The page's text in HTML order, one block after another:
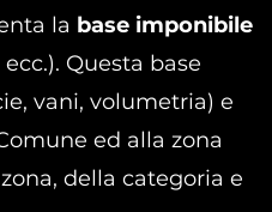
la base imponibile
ecc.). Questa base
vani, volumetria) e
ed alla zona
della categoria e